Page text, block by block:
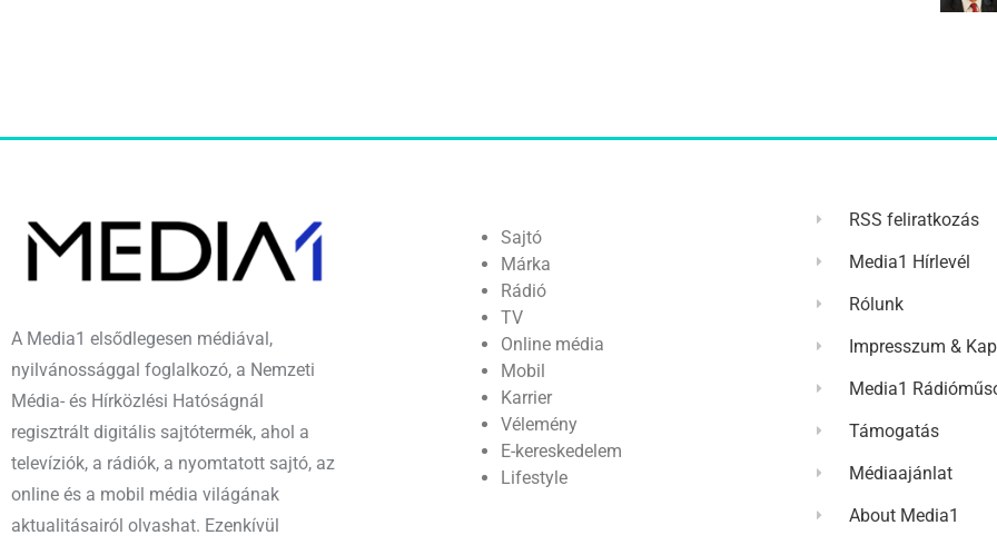
A Media1 elsődlegesen médiával,
nyilvánossággal foglalkozó, a Nemzeti
Média- és Hírközlési Hatóságnál
regisztrált digitális sajtótermék, ahol a
televíziók, a rádiók, a nyomtatott sajtó, az
online és a mobil média világának
aktualitásairól olvashat. Ezenkívül
Sajtó
Márka
Rádió
TV
Online média
Mobil
Karrier
Vélemény
E-kereskedelem
Lifestyle
RSS feliratkozás
Media1 Hírlevél
Rólunk
Impresszum &
Media1
Támogatás
Médiaajánlat
About Media1